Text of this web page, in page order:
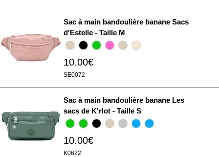
Sac à main bandoulière banane Sacs
d'Estelle - Taille M
10.00€
SE0072
Sac à main bandoulière banane Les
sacs de K'rlot - Taille S
10.00€
K0622